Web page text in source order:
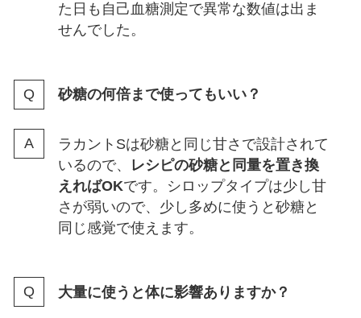
た日も自己血糖測定で異常な数値は出ま
せんでした。
砂糖の何倍まで使ってもいい？
ラカントSは砂糖と同じ甘さで設計されて
いるので、
レシピの砂糖と同量を置き換
えればOKです。シロップタイプは少し甘
さが弱いので、少し多めに使うと砂糖と
同じ感覚で使えます。
大量に使うと体に影響ありますか？